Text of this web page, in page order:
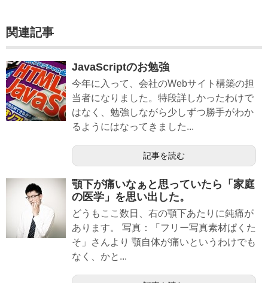
関連記事
JavaScriptのお勉強
今年に入って、会社のWebサイト構築の担
当者になりました。特段詳しかったわけで
はなく、勉強しながら少しずつ勝手がわか
るようにはなってきました...
記事を読む
顎下が痛いなぁと思っていたら「家庭
の医学」を思い出した。
どうもここ数日、右の顎下あたりに鈍痛が
あります。 写真：「フリー写真素材ぱくた
そ」さんより 顎自体が痛いというわけでも
なく、かと...